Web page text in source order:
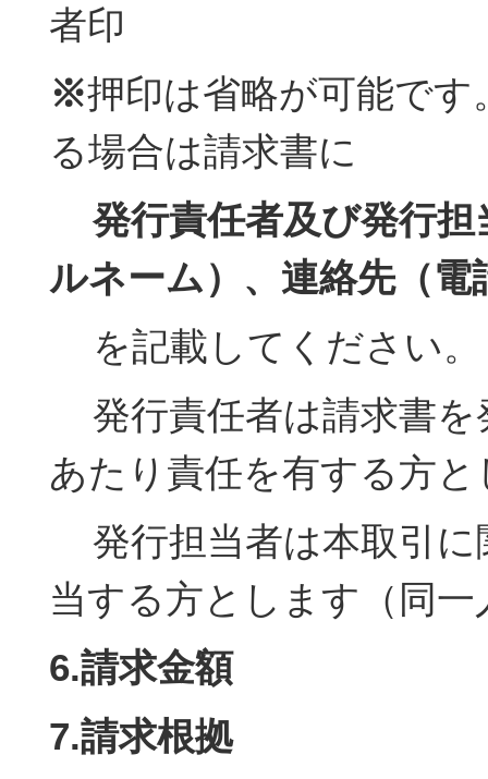
者印
※押印は省略が可能です
る場合は請求書に
発行責任者及び発行
ルネーム）、連絡先（電
を記載してください。
発行責任者は請求書を
あたり責任を有する方と
発行担当者は本取引に
当する方とします（同一
6.請求金額
7.請求根拠